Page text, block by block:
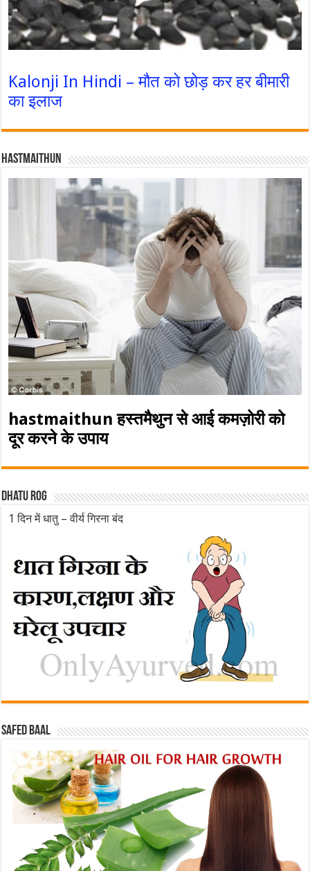
Kalonji In Hindi – मौत को छोड़ कर हर बीमारी
का इलाज
Hastmaithun
hastmaithun हस्तमैथुन से आई कमज़ोरी को
दूर करने के उपाय
Dhatu rog
1 दिन में धातु – वीर्य गिरना बंद
Safed baal